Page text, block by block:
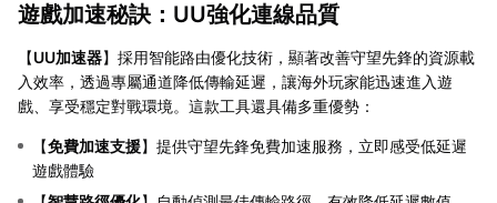
遊戲加速秘訣：UU強化連線品質
【UU加速器】採用智能路由優化技術，顯著改善守望先鋒的資源載
入效率，透過專屬通道降低傳輸延遲，讓海外玩家能迅速進入遊
戲、享受穩定對戰環境。這款工具還具備多重優勢：
【免費加速支援】提供守望先鋒免費加速服務，立即感受低延遲
遊戲體驗